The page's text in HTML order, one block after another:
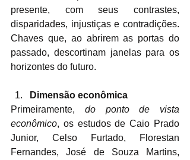
presente, com seus contrastes,
disparidades, injustiças e contradições.
Chaves que, ao abrirem as portas do
passado, descortinam janelas para os
horizontes do futuro.
Dimensão econômica
Primeiramente, do ponto de vista
econômico, os estudos de Caio Prado
Junior, Celso Furtado, Florestan
Fernandes, José de Souza Martins,